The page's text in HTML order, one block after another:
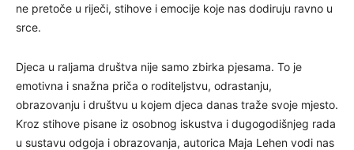
ne pretoče u riječi, stihove i emocije koje nas dodiruju ravno u
srce.
Djeca u raljama društva nije samo zbirka pjesama. To je
emotivna i snažna priča o roditeljstvu, odrastanju,
obrazovanju i društvu u kojem djeca danas traže svoje mjesto.
Kroz stihove pisane iz osobnog iskustva i dugogodišnjeg rada
u sustavu odgoja i obrazovanja, autorica Maja Lehen vodi nas